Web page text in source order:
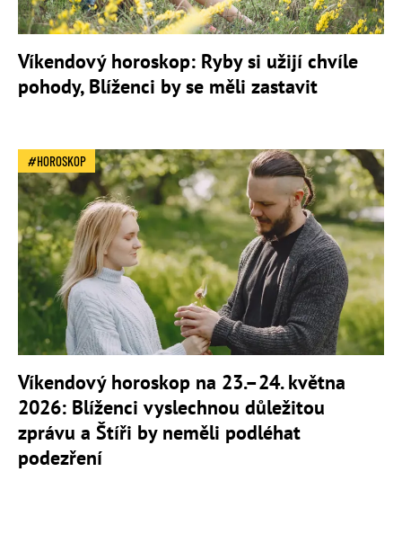
Víkendový horoskop: Ryby si užijí chvíle
pohody, Blíženci by se měli zastavit
HOROSKOP
Víkendový horoskop na 23.–24. května
2026: Blíženci vyslechnou důležitou
zprávu a Štíři by neměli podléhat
podezření